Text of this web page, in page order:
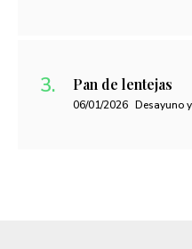
Pan de lentejas
06/01/2026 Desayuno